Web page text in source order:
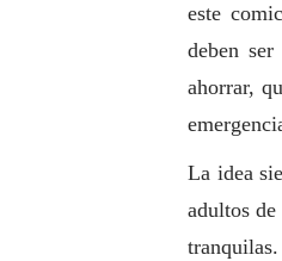
este
deben
ahorrar,
La idea
adultos
tranquilas.